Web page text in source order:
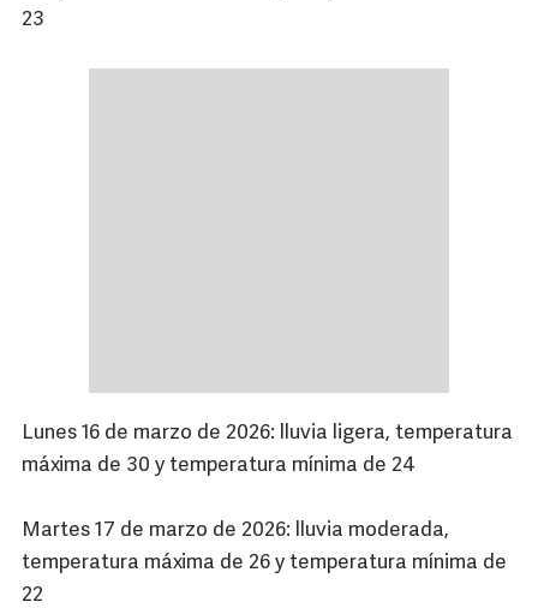
23
Lunes 16 de marzo de 2026: lluvia ligera, temperatura
máxima de 30 y temperatura mínima de 24
Martes 17 de marzo de 2026: lluvia moderada,
temperatura máxima de 26 y temperatura mínima de
22